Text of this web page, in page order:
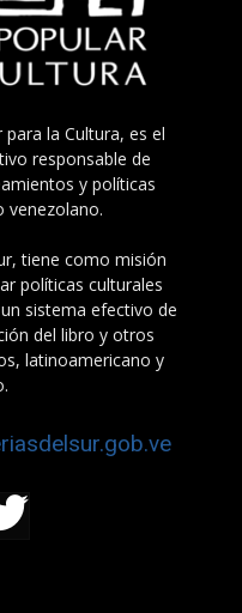
la Cultura, es el
responsable de
y políticas
venezolano.
tiene como misión
políticas culturales
sistema efectivo de
del libro y otros
latinoamericano y